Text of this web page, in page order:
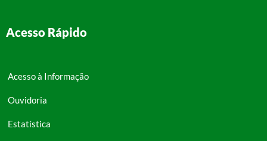
Acesso Rápido
Acesso à Informação
Ouvidoria
Estatística